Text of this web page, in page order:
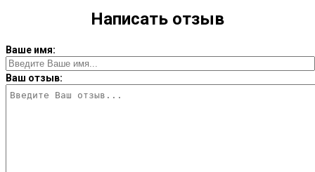
Написать отзыв
Ваше имя:
Ваш отзыв: